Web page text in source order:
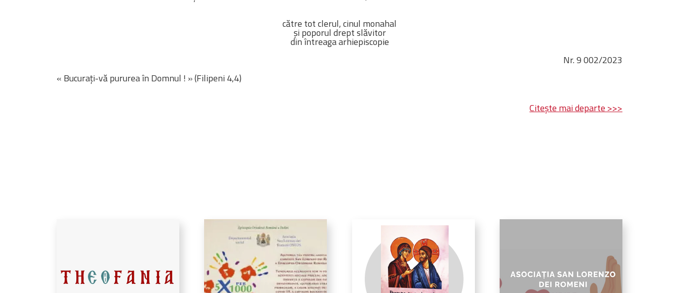
către tot clerul, cinul monahal
și poporul drept slăvitor
din întreaga arhiepiscopie
Nr. 9 002/2023
« Bucurați-vă pururea în Domnul ! » (Filipeni 4,4)
Citește mai departe >>>